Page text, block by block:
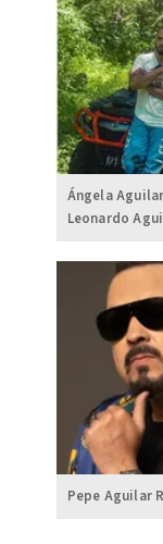
Ángela
Leonardo
Pepe Aguilar